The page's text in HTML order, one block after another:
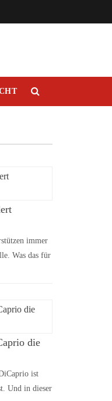
immer
Was das für
die
ist
Und in dieser